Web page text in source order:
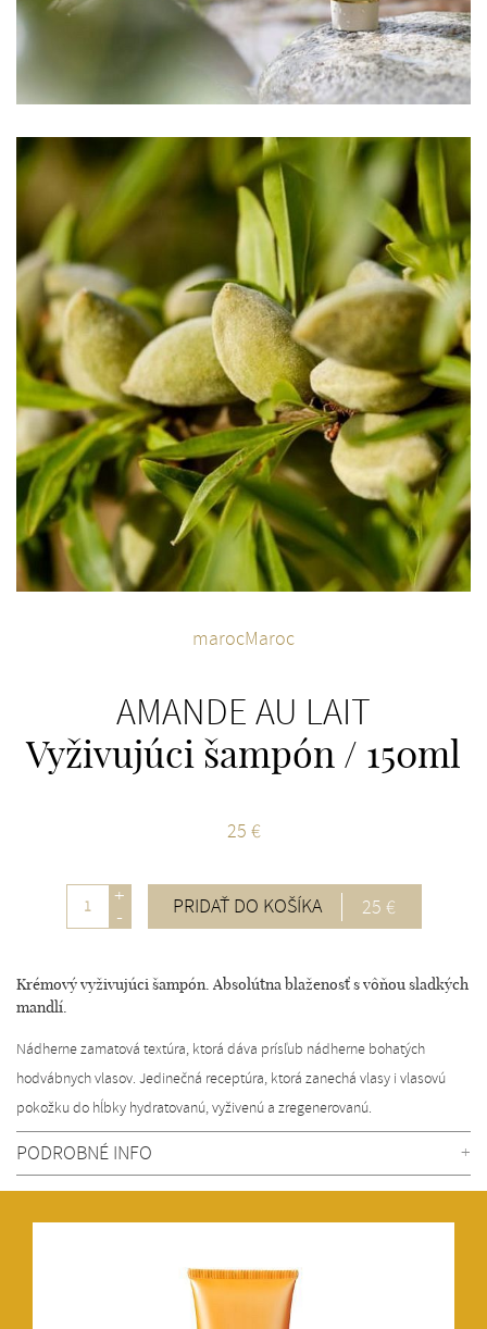
marocMaroc
AMANDE AU LAIT
Vyživujúci šampón / 150ml
25 €
+
-
PRIDAŤ DO KOŠÍKA 25 €
Krémový vyživujúci šampón. Absolútna blaženosť s vôňou sladkých
mandlí.
Nádherne zamatová textúra, ktorá dáva prísľub nádherne bohatých
hodvábnych vlasov. Jedinečná receptúra, ktorá zanechá vlasy i vlasovú
pokožku do hĺbky hydratovanú, vyživenú a zregenerovanú.
PODROBNÉ INFO +